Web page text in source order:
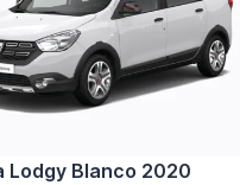
Lodgy Blanco 2020